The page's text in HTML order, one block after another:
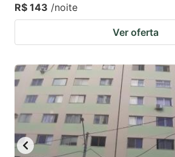
R$ 143 /noite
Ver oferta